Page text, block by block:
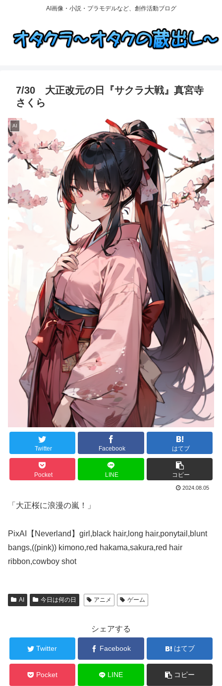
AI画像・小説・プラモデルなど、創作活動ブログ
7/30 大正改元の日『サクラ大戦』真宮寺
さくら
AI
Twitter Facebook はてブ
Pocket LINE コピー
2024.08.05
「大正桜に浪漫の嵐！」
PixAI【Neverland】girl,black hair,long hair,ponytail,blunt
bangs,((pink)) kimono,red hakama,sakura,red hair
ribbon,cowboy shot
AI 今日は何の日 アニメ ゲーム
シェアする
Twitter Facebook はてブ
Pocket LINE コピー